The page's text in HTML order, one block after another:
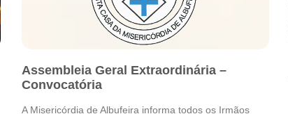
Assembleia Geral Extraordinária –
Convocatória
A Misericórdia de Albufeira informa todos os Irmãos